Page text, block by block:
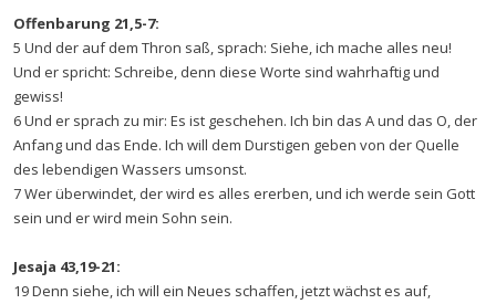
Offenbarung 21,5-7:
5 Und der auf dem Thron saß, sprach: Siehe, ich mache alles neu!
Und er spricht: Schreibe, denn diese Worte sind wahrhaftig und
gewiss!
6 Und er sprach zu mir: Es ist geschehen. Ich bin das A und das O, der
Anfang und das Ende. Ich will dem Durstigen geben von der Quelle
des lebendigen Wassers umsonst.
7 Wer überwindet, der wird es alles ererben, und ich werde sein Gott
sein und er wird mein Sohn sein.
Jesaja 43,19-21:
19 Denn siehe, ich will ein Neues schaffen, jetzt wächst es auf,